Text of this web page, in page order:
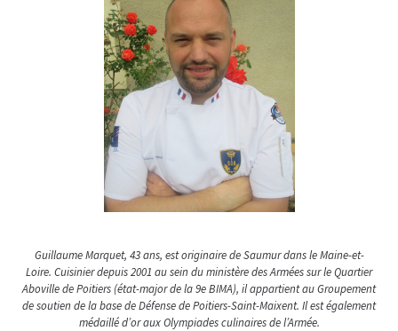
Guillaume Marquet, 43 ans, est originaire de Saumur dans le Maine-et-
Loire. Cuisinier depuis 2001 au sein du ministère des Armées sur le Quartier
Aboville de Poitiers (état-major de la 9e BIMA), il appartient au Groupement
de soutien de la base de Défense de Poitiers-Saint-Maixent. Il est également
médaillé d’or aux Olympiades culinaires de l’Armée.